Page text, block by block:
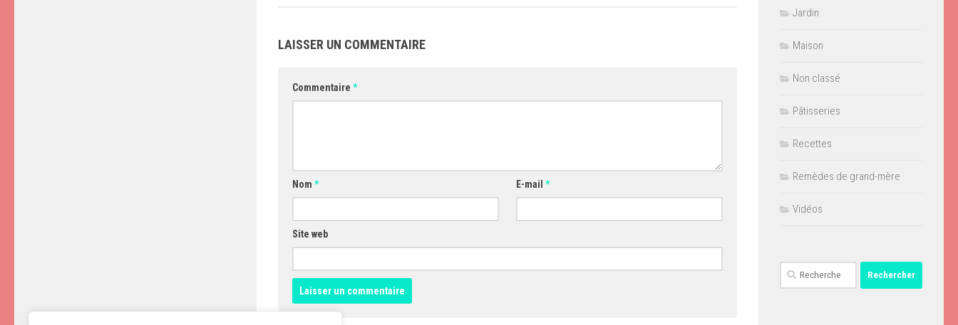
LAISSER UN COMMENTAIRE
Commentaire *
Nom * E-mail*
Site web
Jardin
Maison
Non classé
Pâtisseries
Recettes
Remèdes de grand-mère
Vidéos
Rechercher :